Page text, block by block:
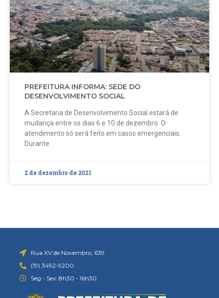
PREFEITURA INFORMA: SEDE DO
DESENVOLVIMENTO SOCIAL
A Secretaria de Desenvolvimento Social estará de
mudança entre os dias 6 e 10 de dezembro. O
atendimento só será feito em casos emergenciais.
Durante
2 de dezembro de 2021
Rua XV de Novembro, 639
(19) 3492-9200
Seg - Sex: 8h30 - 16h30